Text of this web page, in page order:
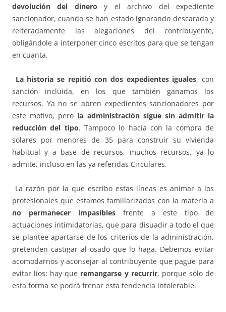
devolución del dinero y el archivo del expediente
sancionador, cuando se han estado ignorando descarada y
reiteradamente las alegaciones del contribuyente,
obligándole a interponer cinco escritos para que se tengan
en cuanta.
La historia se repitió con dos expedientes iguales, con
sanción incluida, en los que también ganamos los
recursos. Ya no se abren expedientes sancionadores por
este motivo, pero la administración sigue sin admitir la
reducción del tipo. Tampoco lo hacía con la compra de
solares por menores de 35 para construir su vivienda
habitual y a base de recursos, muchos recursos, ya lo
admite, incluso en las ya referidas Circulares.
La razón por la que escribo estas líneas es animar a los
profesionales que estamos familiarizados con la materia a
no permanecer impasibles frente a este tipo de
actuaciones intimidatorias, que para disuadir a todo el que
se plantee apartarse de los criterios de la administración,
pretenden castigar al osado que lo haga. Debemos evitar
acomodarnos y aconsejar al contribuyente que pague para
evitar líos: hay que remangarse y recurrir, porque sólo de
esta forma se podrá frenar esta tendencia intolerable.